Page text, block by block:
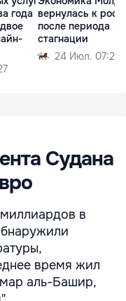
года вернулась к
после периода
стагнации
24 Июл. 07:27
Судана
в
время жил
аль-Башир,